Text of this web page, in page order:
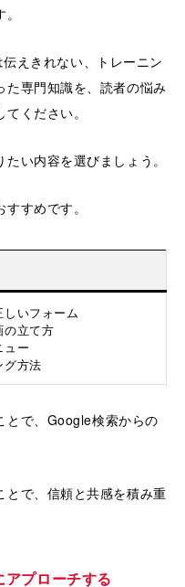
えきれない、トレーニン
た専門知識を、読者の悩み
ください。
い内容を選びましょう。
すめです。
いフォーム
立て方
ー
方法
とで、Google検索からの
とで、信頼と共感を積み重
アプローチする